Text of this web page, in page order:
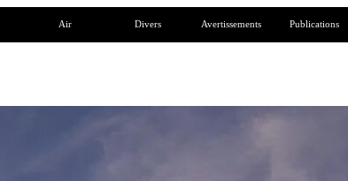
Air Divers Avertissements Publications